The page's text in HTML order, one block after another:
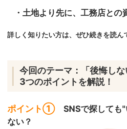
・土地より先に、工務店との
詳しく知りたい方は、ぜひ続きを読ん
今回のテーマ：「後悔しな
3つのポイントを解説！
ポイント① SNSで探しても"
ない？